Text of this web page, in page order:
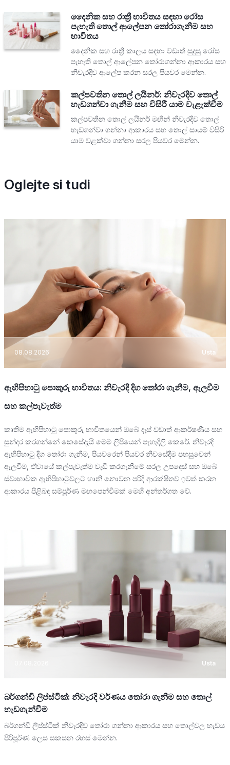
දෛනික සහ රාත්‍රී භාවිතය සඳහා රෝස
පැහැති තොල් ආලේපන තෝරාගැනීම සහ
භාවිතය
දෛනික සහ රාත්‍රී කාලය සඳහා වඩාත් සුදුසු රෝස
පැහැති තොල් ආලේපන තෝරාගන්නා ආකාරය සහ
නිවැරදිව ආලේප කරන සරල පියවර මෙන්න.
කල්පවතින තොල් ලයිනර්: නිවැරදිව තොල්
හැඩගන්වා ගැනීම සහ විසිරී යාම වැළැක්වීම
කල්පවතින තොල් ලයිනර් මඟින් නිවැරදිව තොල්
හැඩගන්වා ගන්නා ආකාරය සහ තොල් සායම් විසිරී
යාම වළක්වා ගන්නා සරල පියවර මෙන්න.
Oglejte si tudi
08.08.2026 Usta
ඇහිපිහාටු පොකුරු භාවිතය: නිවැරදි දිග තෝරා ගැනීම, ඇලවීම
සහ කල්පැවැත්ම
කෘතිම ඇහිපිහාටු පොකුරු භාවිතයෙන් ඔබේ දෑස් වඩාත් ආකර්ෂණීය සහ
සුන්දර කරගන්නේ කෙසේදැයි මෙම ලිපියෙන් පැහැදිලි කෙරේ. නිවැරදි
ඇහිපිහාටු දිග තෝරා ගැනීම, පියවරෙන් පියවර නිවසේදීම පහසුවෙන්
ඇලවීම, ඒවායේ කල්පැවැත්ම වැඩි කරගැනීමේ සරල උපදෙස් සහ ඔබේ
ස්වාභාවික ඇහිපිහාටුවලට හානි නොවන පරිදි ආරක්ෂිතව ඉවත් කරන
ආකාරය පිළිබඳ සම්පූර්ණ මඟපෙන්වීමක් මෙහි අන්තර්ගත වේ.
Usta
බර්ගන්ඩි ලිප්ස්ටික්: නිවැරදි වර්ණය තෝරා ගැනීම සහ තොල්
හැඩගැන්වීම
බර්ගන්ඩි ලිප්ස්ටික් නිවැරදිව තෝරා ගන්නා ආකාරය සහ තොල්වල හැඩය
පිරිපූර්ණ ලෙස සකසන රහස් මෙන්න.